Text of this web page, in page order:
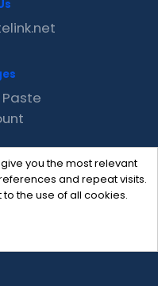
you the most relevant
and repeat visits.
to the use of all cookies.